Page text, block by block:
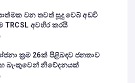
වන තවත් සූදු වෙබ් අඩවි
TRCSL අවහිර කරයි
ක්‍රම 26ක් පිළිබඳව ජනතාව
බැංකුවෙන් නිවේදනයක්